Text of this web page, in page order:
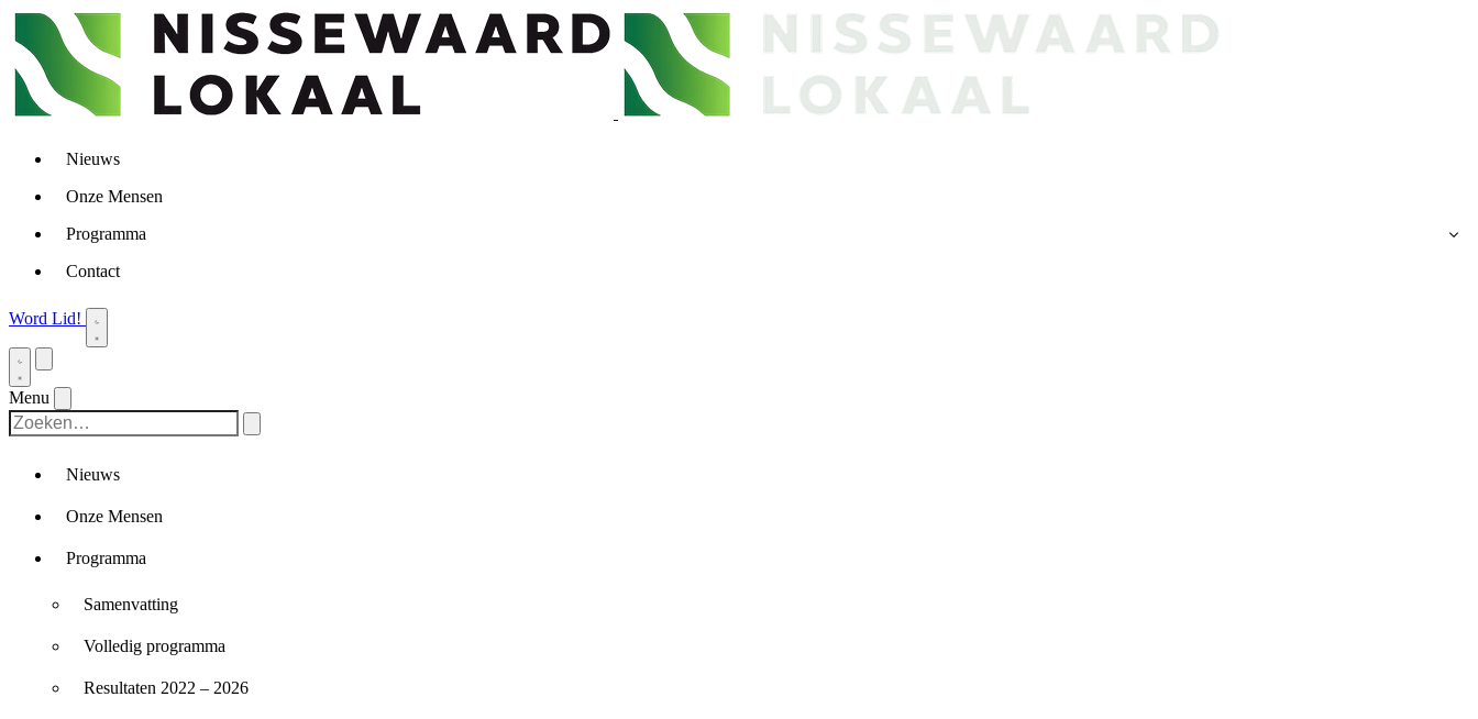
Nieuws
Onze Mensen
Programma
Contact
Word Lid!
Menu
Nieuws
Onze Mensen
Programma
Samenvatting
Volledig programma
Resultaten 2022 – 2026